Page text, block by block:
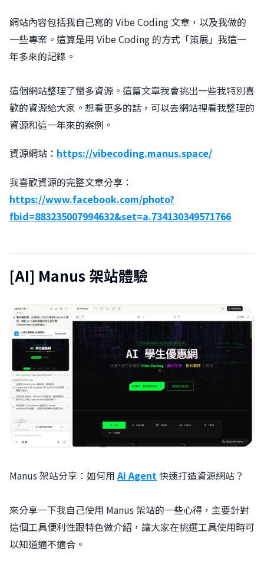
網站內容包括我自己寫的 Vibe Coding 文章，以及我做的
一些專案。這算是用 Vibe Coding 的方式「策展」我這一
年多來的記錄。
這個網站整理了蠻多資源。這篇文章我會挑出一些我特別喜
歡的資源給大家。想看更多的話，可以去網站裡看我整理的
資源和這一年來的案例。
資源網站： https://vibecoding.manus.space/
我喜歡資源的完整文章分享：
https://www.facebook.com/photo?
fbid=883235007994632&set=a.734130349571766
[AI] Manus 架站體驗
Manus 架站分享：如何用 AI Agent 快速打造資源網站？
來分享一下我自己使用 Manus 架站的一些心得，主要針對
這個工具便利性跟特色做介紹，讓大家在挑選工具使用時可
以知道適不適合。